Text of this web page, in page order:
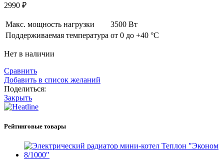
2990 ₽
Макс. мощность нагрузки
3500 Вт
Поддерживаемая температура от 0 до +40 °С
Нет в наличии
Сравнить
Добавить в список желаний
Поделиться:
Закрыть
Рейтинговые товары